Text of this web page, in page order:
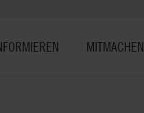
MITMACHEN